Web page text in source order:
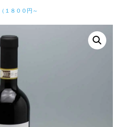
１８００円～